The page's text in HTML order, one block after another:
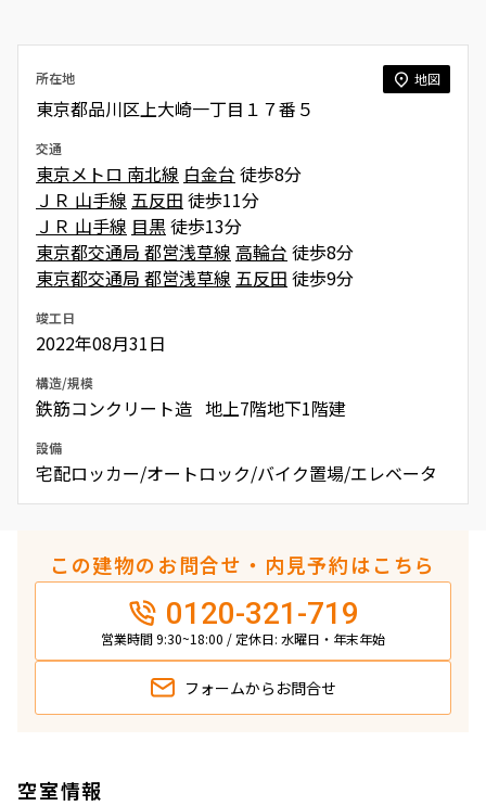
所在地 地図
東京都品川区上大崎一丁目１７番５
交通
東京メトロ 南北線 白金台 徒歩8分
ＪＲ 山手線 五反田 徒歩11分
ＪＲ 山手線 目黒徒歩13分
東京都交通局 都営浅草線 高輪台 徒歩8分
東京都交通局 都営浅草線 五反田 徒歩9分
竣工日
2022年08月31日
構造/規模
鉄筋コンクリート造 地上7階地下1階建
設備
宅配ロッカー/オートロック/バイク置場/エレベータ
この建物のお問合せ・内見予約はこちら
0120-321-719
営業時間 9:30~18:00 / 定休日: 水曜日・年末年始
フォームから お問合せ
空室情報